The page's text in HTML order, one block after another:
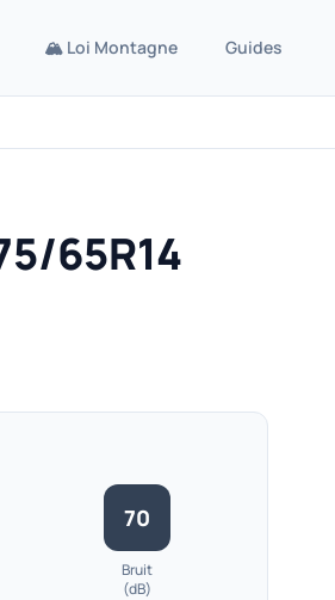
🏔️ Loi Montagne Guides
65R14
70
Bruit
(dB)